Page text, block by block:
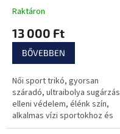
Raktáron
13 000 Ft
BŐVEBBEN
Női sport trikó, gyorsan
száradó, ultraibolya sugárzás
elleni védelem, élénk szín,
alkalmas vízi sportokhoz és
mindennapi viselésre.